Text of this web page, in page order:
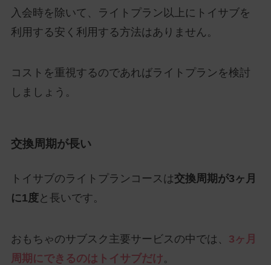
入会時を除いて、ライトプラン以上にトイサブを
利用する安く利用する方法はありません。
コストを重視するのであればライトプランを検討
しましょう。
交換周期が長い
トイサブのライトプランコースは交換周期が3ヶ月
に1度と長いです。
おもちゃのサブスク主要サービスの中では、 3ヶ月
周期にできるのはトイサブだけ。